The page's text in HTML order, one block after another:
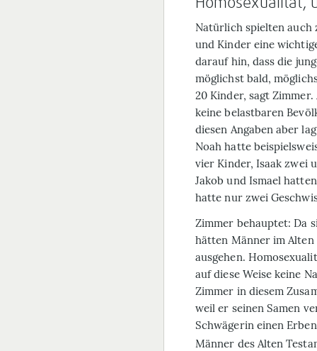
Homosexualität,
Natürlich spielten auch
und Kinder eine
darauf hin, dass die
möglichst bald,
20 Kinder, sagt
keine belastbaren
diesen Angaben aber
Noah hatte
vier Kinder, Isaak zwei
Jakob und Ismael
hatte nur zwei
Zimmer behauptet: Da
hätten Männer im Alten
ausgehen.
auf diese Weise keine
Zimmer in diesem
weil er seinen Samen
Schwägerin einen
Männer des Alten